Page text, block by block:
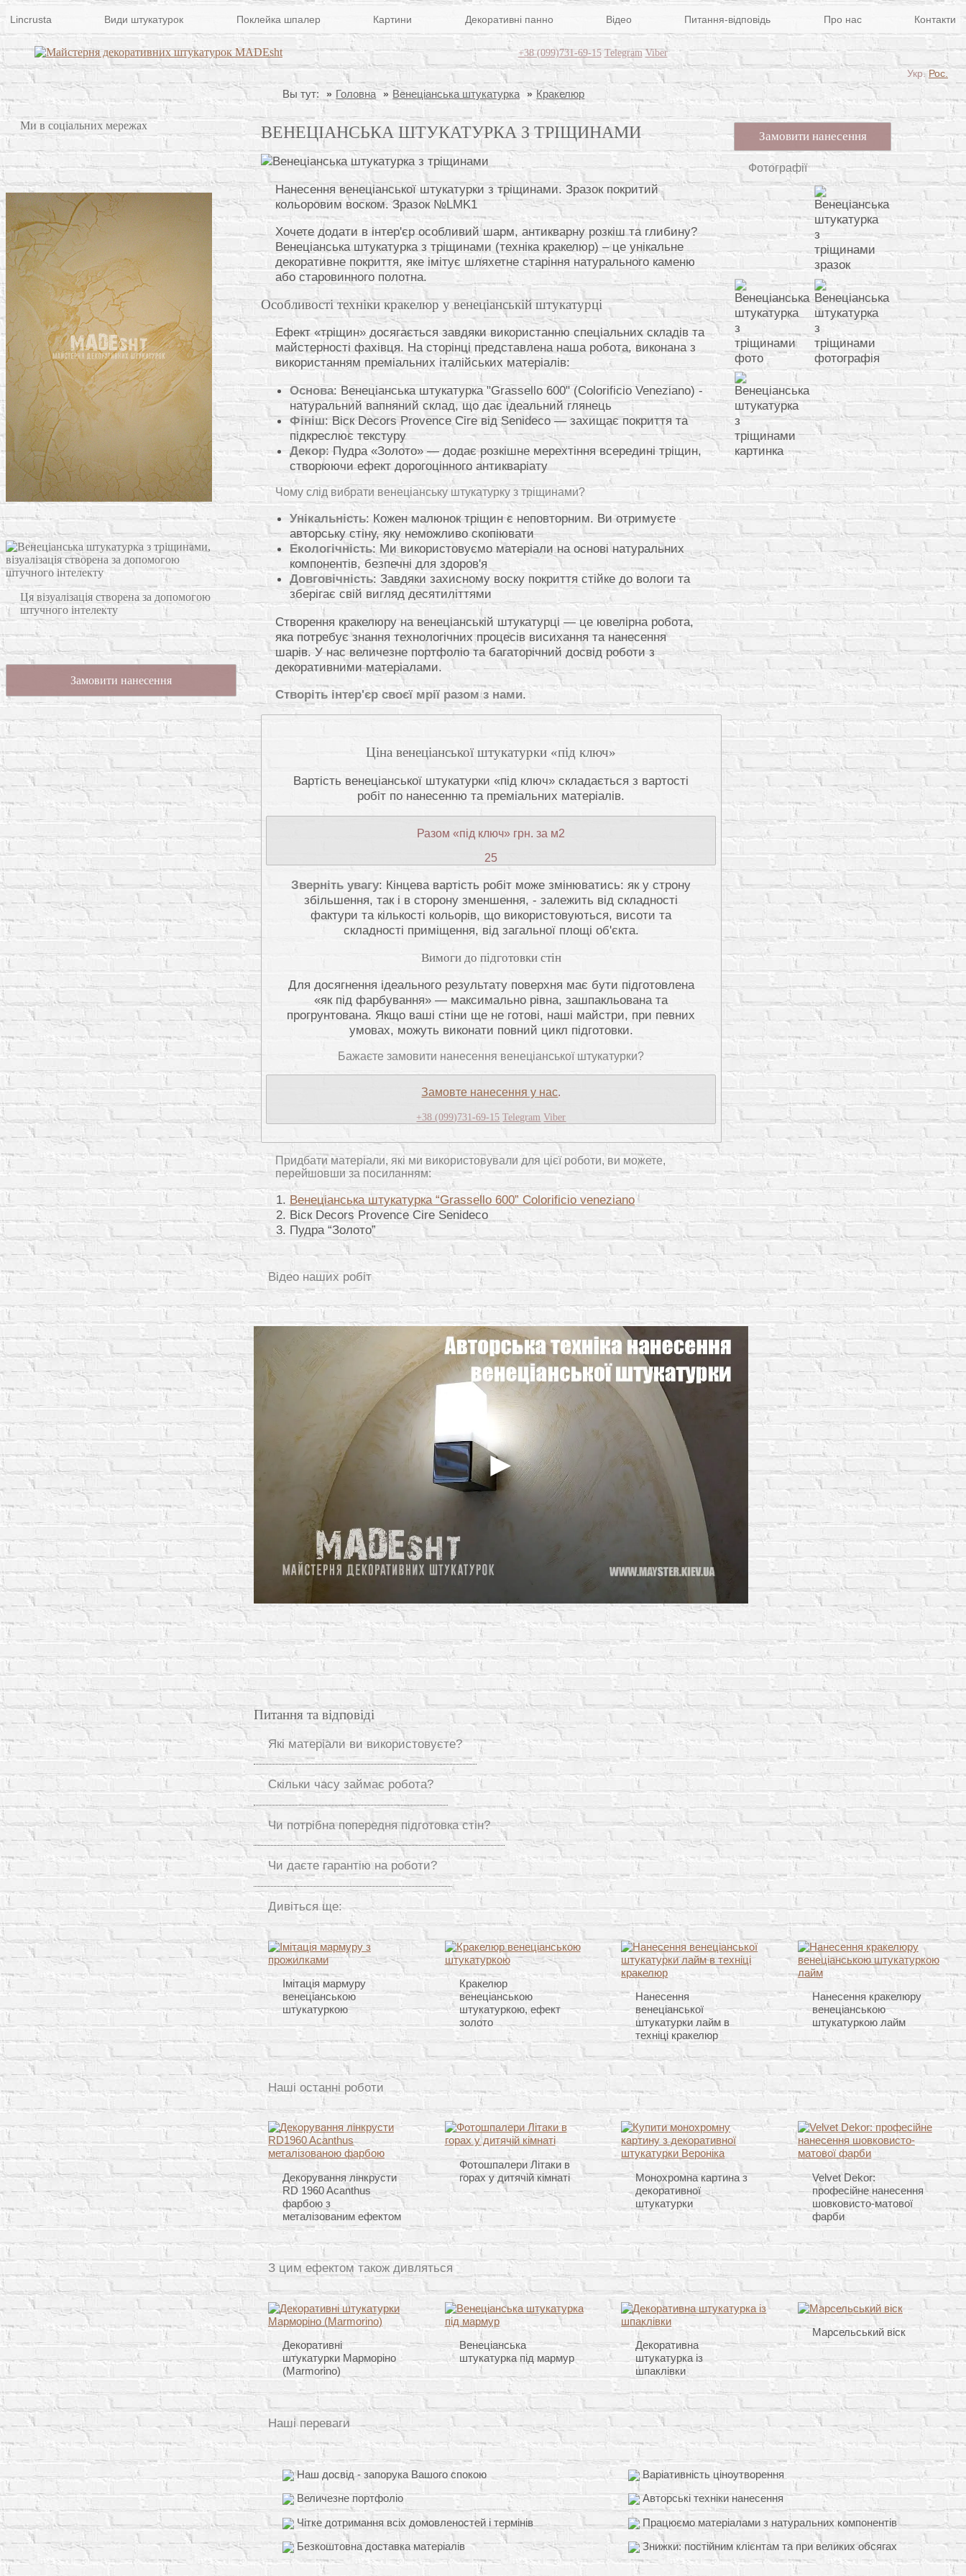
Lincrusta Види штукатурок Поклейка шпалер Картини Декоративні панно Відео Питання-відповідь Про нас Контакти
+38 (099)731-69-15 Telegram Viber
Вы тут: Головна Венеціанська штукатурка Кракелюр
ВЕНЕЦІАНСЬКА ШТУКАТУРКА З ТРІЩИНАМИ
Нанесення венеціанської штукатурки з тріщинами. Зразок покритий
кольоровим воском. Зразок №LMK1
Хочете додати в інтер'єр особливий шарм, антикварну розкіш та глибину?
Венеціанська штукатурка з тріщинами (техніка кракелюр) – це унікальне
декоративне покриття, яке імітує шляхетне старіння натурального каменю
або старовинного полотна.
Особливості техніки кракелюр у венеціанській штукатурці
Ефект «тріщин» досягається завдяки використанню спеціальних складів та
майстерності фахівця. На сторінці представлена наша робота, виконана з
використанням преміальних італійських матеріалів:
Основа: Венеціанська штукатурка "Grassello 600" (Colorificio Veneziano) -
натуральний вапняний склад, що дає ідеальний глянець
Фініш: Віск Decors Provence Cire від Senideco — захищає покриття та
підкреслює текстуру
Декор: Пудра «Золото» — додає розкішне мерехтіння всередині тріщин,
створюючи ефект дорогоцінного антикваріату
Чому слід вибрати венеціанську штукатурку з тріщинами?
Унікальність: Кожен малюнок тріщин є неповторним. Ви отримуєте
авторську стіну, яку неможливо скопіювати
Екологічність: Ми використовуємо матеріали на основі натуральних
компонентів, безпечні для здоров'я
Довговічність: Завдяки захисному воску покриття стійке до вологи та
зберігає свій вигляд десятиліттями
Створення кракелюру на венеціанській штукатурці — це ювелірна робота,
яка потребує знання технологічних процесів висихання та нанесення
шарів. У нас величезне портфоліо та багаторічний досвід роботи з
декоративними матеріалами.
Створіть інтер'єр своєї мрії разом з нами.
Ціна венеціанської штукатурки «під ключ»
Вартість венеціанської штукатурки «під ключ» складається з вартості
робіт по нанесенню та преміальних матеріалів.
Разом «під ключ» грн. за м2
25
Зверніть увагу: Кінцева вартість робіт може змінюватись: як у строну
збільшення, так і в сторону зменшення, - залежить від складності
фактури та кількості кольорів, що використовуються, висоти та
складності приміщення, від загальної площі об'єкта.
Вимоги до підготовки стін
Для досягнення ідеального результату поверхня має бути підготовлена
«як під фарбування» — максимально рівна, зашпакльована та
прогрунтована. Якщо ваші стіни ще не готові, наші майстри, при певних
умовах, можуть виконати повний цикл підготовки.
Бажаєте замовити нанесення венеціанської штукатурки?
Замовте нанесення у нас.
+38 (099)731-69-15 Telegram Viber
Придбати матеріали, які ми використовували для цієї роботи, ви можете,
перейшовши за посиланням:
Венеціанська штукатурка “Grassello 600” Colorificio veneziano
Віск Decors Provence Cire Senideco
Пудра “Золото”
Замовити нанесення
Фотографії
Відео наших робіт
Питання та відповіді
Які матеріали ви використовуєте?
Скільки часу займає робота?
Чи потрібна попередня підготовка стін?
Чи даєте гарантію на роботи?
Дивіться ще:
Імітація мармуру
венеціанською
штукатуркою
Кракелюр
венеціанською
штукатуркою, ефект
золото
Нанесення
венеціанської
штукатурки лайм в
техніці кракелюр
Нанесення кракелюру
венеціанською
штукатуркою лайм
Наші останні роботи
Декорування лінкрусти
RD 1960 Acanthus
фарбою з
металізованим ефектом
Фотошпалери Літаки в
горах у дитячій кімнаті
Монохромна картина з
декоративної
штукатурки
Velvet Dekor:
професійне нанесення
шовковисто-матової
фарби
З цим ефектом також дивляться
Декоративні
штукатурки Марморіно
(Marmorino)
Венеціанська
штукатурка під мармур
Декоративна
штукатурка із
шпаклівки
Марсельський віск
Наші переваги
Наш досвід - запорука Вашого спокою
Величезне портфоліо
Чітке дотримання всіх домовленостей і термінів
Безкоштовна доставка матеріалів
Варіативність ціноутворення
Авторські техніки нанесення
Працюємо матеріалами з натуральних компонентів
Знижки: постійним клієнтам та при великих обсягах
Ми в соціальних мережах
Ця візуалізація створена за допомогою
штучного інтелекту
Замовити нанесення
Укр. Рос.